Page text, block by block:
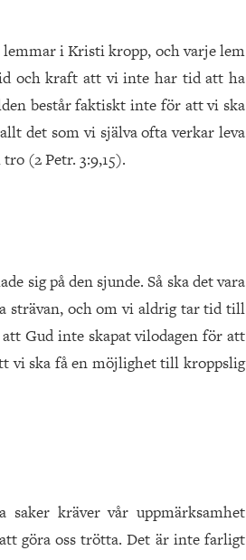
i Kristi kropp, och varje lem
och kraft att vi inte har tid att ha
består faktiskt inte för att vi ska
det som vi själva ofta verkar leva
(2 Petr. 3:9,15).
sig på den sjunde. Så ska det vara
strävan, och om vi aldrig tar tid till
Gud inte skapat vilodagen för att
vi ska få en möjlighet till kroppslig
kräver vår uppmärksamhet
göra oss trötta. Det är inte farligt